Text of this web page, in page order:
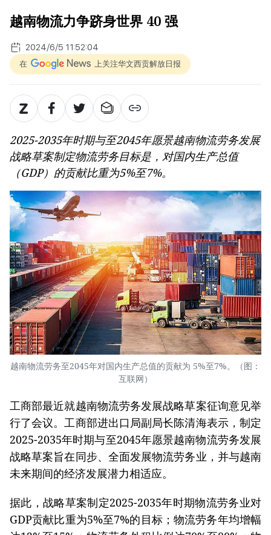
越南物流力争跻身世界 40 强
2024/6/5 11:52:04
在 上关注华文西贡解放日报
2025-2035年时期与至2045年愿景越南物流劳务发展
战略草案制定物流劳务目标是，对国内生产总值
（GDP）的贡献比重为5%至7%。
越南物流劳务至2045年对国内生产总值的贡献为 5%至7%。（图：
互联网）
工商部最近就越南物流劳务发展战略草案征询意见举
行了会议。工商部进出口局副局长陈清海表示，制定
2025-2035年时期与至2045年愿景越南物流劳务发展
战略草案旨在同步、全面发展物流劳务业，并与越南
未来期间的经济发展潜力相适应。
据此，战略草案制定2025-2035年时期物流劳务业对
GDP贡献比重为5%至7%的目标；物流劳务年均增幅